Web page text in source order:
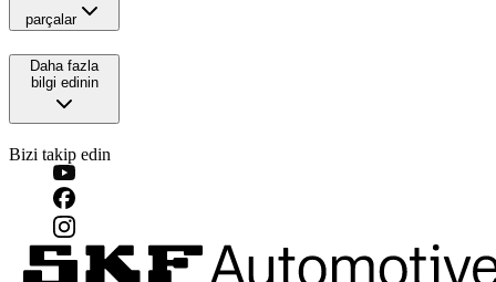
parçalar
Daha fazla
bilgi edinin
Bizi takip edin